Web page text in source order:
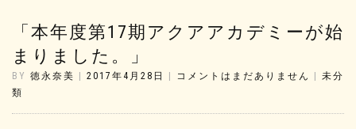
「本年度第17期アクアアカデミーが始
まりました。」
BY 徳永奈美 2017年4月28日 コメントはまだありません
未分
類